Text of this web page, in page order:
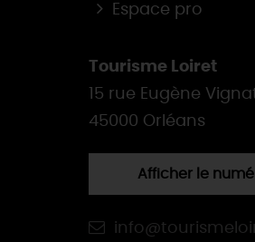
Espace pro
Tourisme Loiret
15 rue Eugène
45000 Orléans
Afficher le